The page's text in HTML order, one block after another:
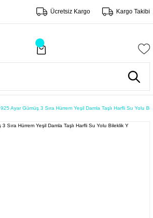
Ücretsiz Kargo Kargo Takibi
925 Ayar Gümüş 3 Sıra Hürrem Yeşil Damla Taşlı Harfli Su Yolu